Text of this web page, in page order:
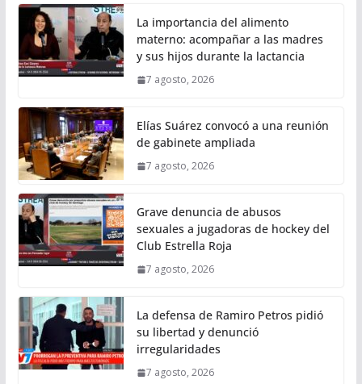
La importancia del alimento
materno: acompañar a las madres
y sus hijos durante la lactancia
7 agosto, 2026
Elías Suárez convocó a una reunión
de gabinete ampliada
7 agosto, 2026
Grave denuncia de abusos
sexuales a jugadoras de hockey del
Club Estrella Roja
7 agosto, 2026
La defensa de Ramiro Petros pidió
su libertad y denunció
irregularidades
7 agosto, 2026